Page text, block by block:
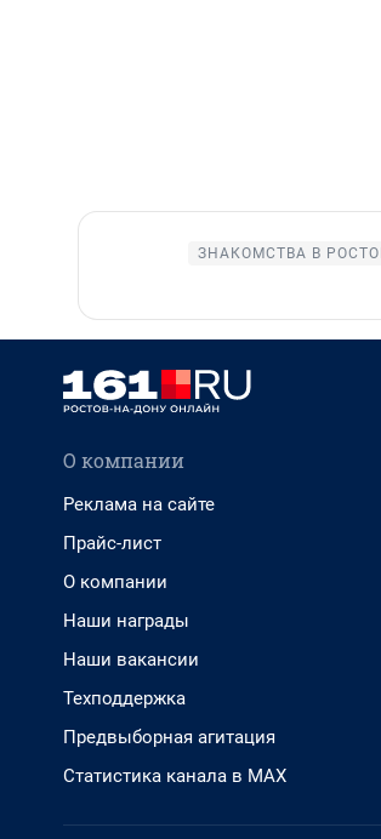
ЗНАКОМСТВА В
О компании
Реклама на сайте
Прайс-лист
О компании
Наши награды
Наши вакансии
Техподдержка
Предвыборная агитация
Статистика канала в MAX